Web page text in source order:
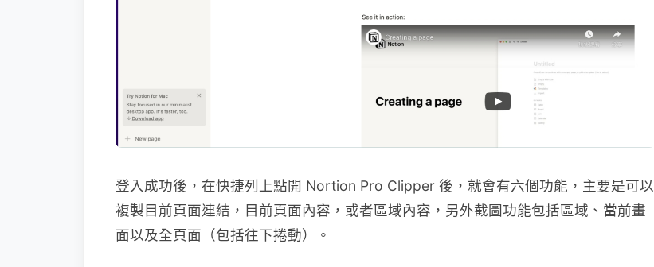
登入成功後，在快捷列上點開 Nortion Pro Clipper 後，就會有六個功能，主要是可以
複製目前頁面連結，目前頁面內容，或者區域內容，另外截圖功能包括區域、當前畫
面以及全頁面（包括往下捲動）。